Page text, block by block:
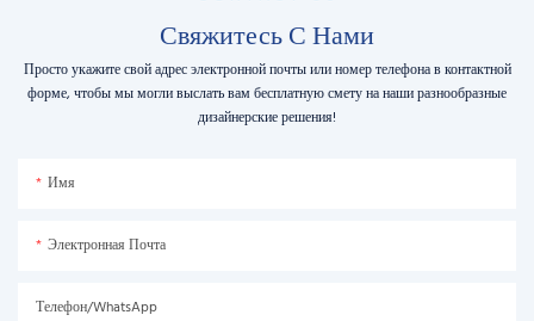
Свяжитесь С Нами
Просто укажите свой адрес электронной почты или номер телефона в контактной
форме, чтобы мы могли выслать вам бесплатную смету на наши разнообразные
дизайнерские решения!
Имя
Электронная Почта
Телефон/WhatsApp